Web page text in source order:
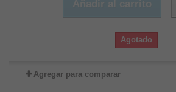
Agotado
Agregar para comparar